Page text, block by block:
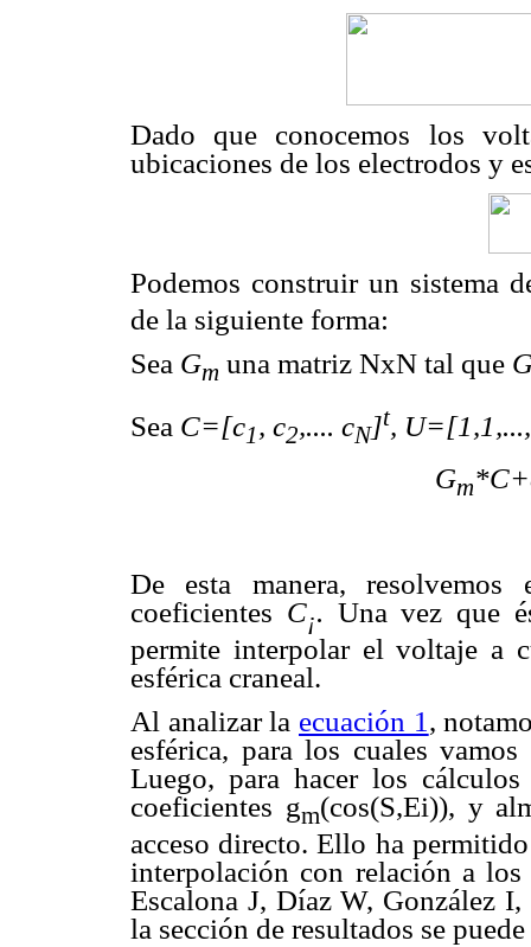
Dado que conocemos los
ubicaciones de los electrodos y
Podemos construir un sistema
de la siguiente forma:
Sea Gm una matriz NxN tal que
Sea C=[c1, c2,.... cN]t,
Gm
De esta manera,
coeficientes C¡. Una vez que
permite interpolar el voltaje a
esférica craneal.
Al analizar la ecuación 1 ,
esférica, para los cuales
Luego, para hacer los
coeficientes gm(cos(S,Ei)), y
acceso directo. Ello ha
interpolación con relación a
Escalona J, Díaz W, González
la sección de resultados se